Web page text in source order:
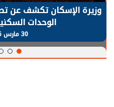
الرئيس السيسي: توقف
يحتاج إلى سنوات لعودة
30 مارس 2026 05:08 م